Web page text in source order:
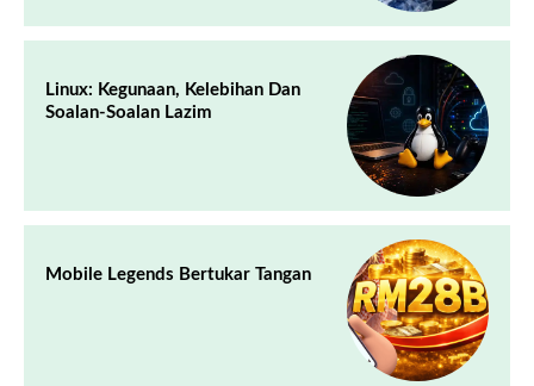
Linux: Kegunaan, Kelebihan Dan
Soalan-Soalan Lazim
Mobile Legends Bertukar Tangan